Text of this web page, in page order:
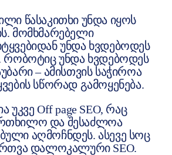
წასაკითხი უნდა იყოს
მომხმარებელი
უნდა ხვდებოდეს
რობოტიც უნდა ხვდებოდეს
– ამისთვის საჭიროა
სწორად გამოყენება.
უკვე Off page SEO, რაც
და შესაძლოა
აღმოჩნდეს. ასევე სოც
დალოკალური SEO.